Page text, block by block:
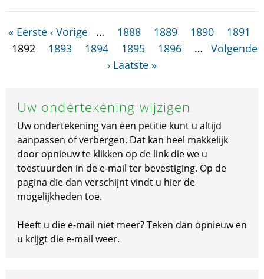
« Eerste ‹ Vorige … 1888 1889 1890
1891
1892
1893 1894 1895 1896 …
Volgende
› Laatste »
Uw ondertekening wijzigen
Uw ondertekening van een petitie kunt u altijd
aanpassen of verbergen. Dat kan heel makkelijk
door opnieuw te klikken op de link die we u
toestuurden in de e-mail ter bevestiging. Op de
pagina die dan verschijnt vindt u hier de
mogelijkheden toe.
Heeft u die e-mail niet meer? Teken dan opnieuw en
u krijgt die e-mail weer.